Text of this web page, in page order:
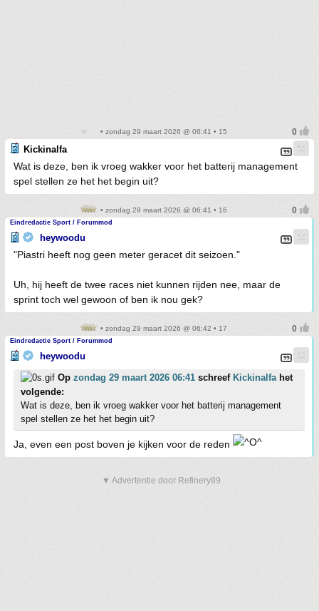
• zondag 29 maart 2026 @ 06:41 • 15
Kickinalfa
Wat is deze, ben ik vroeg wakker voor het batterij management
spel stellen ze het het begin uit?
• zondag 29 maart 2026 @ 06:41 • 16
Eindredactie Sport / Forummod
heywoodu
"Piastri heeft nog geen meter geracet dit seizoen."
Uh, hij heeft de twee races niet kunnen rijden nee, maar de
sprint toch wel gewoon of ben ik nou gek?
• zondag 29 maart 2026 @ 06:42 • 17
Eindredactie Sport / Forummod
heywoodu
Op zondag 29 maart 2026 06:41 schreef Kickinalfa het
volgende:
Wat is deze, ben ik vroeg wakker voor het batterij management
spel stellen ze het het begin uit?
Ja, even een post boven je kijken voor de reden
▼ Advertentie door Refinery89